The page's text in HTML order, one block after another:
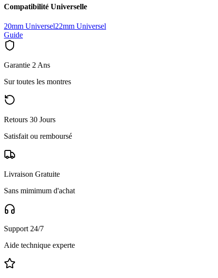
Compatibilité Universelle
20mm Universel22mm Universel
Guide
Garantie 2 Ans
Sur toutes les montres
Retours 30 Jours
Satisfait ou remboursé
Livraison Gratuite
Sans mimimum d'achat
Support 24/7
Aide technique experte